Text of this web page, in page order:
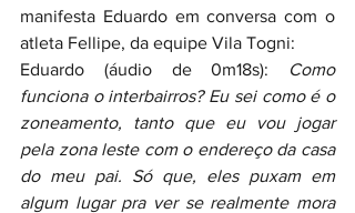
manifesta Eduardo em conversa com o
atleta Fellipe, da equipe Vila Togni:
Eduardo (áudio de 0m18s):
Como
funciona o interbairros? Eu sei como é o
zoneamento, tanto que eu vou jogar
pela zona leste com o endereço da casa
do meu pai. Só que, eles puxam em
algum lugar pra ver se realmente mora